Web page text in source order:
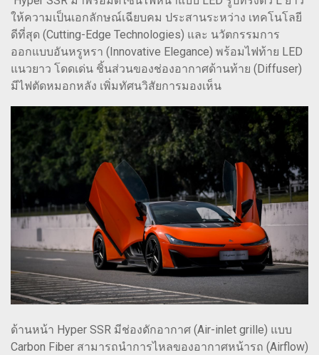
ให้ความเป็นเอกลักษณ์เฉียบคม ประสานระหว่าง เทคโนโลยี
ดีที่สุด (Cutting-Edge Technologies) และ นวัตกรรมการ
ออกแบบอันหรูหรา (Innovative Elegance) พร้อมไฟท้าย LED
แนวยาว โดดเด่น ชิ้นส่วนของช่องอากาศด้านท้าย (Diffuser)
มีไฟตัดหมอกหลัง เพิ่มทัศนวิสัยการมองเห็น
ด้านหน้า Hyper SSR มีช่องดักอากาศ (Air-inlet grille) แบบ
Carbon Fiber สามารถนำการไหลของอากาศหน้ารถ (Airflow)